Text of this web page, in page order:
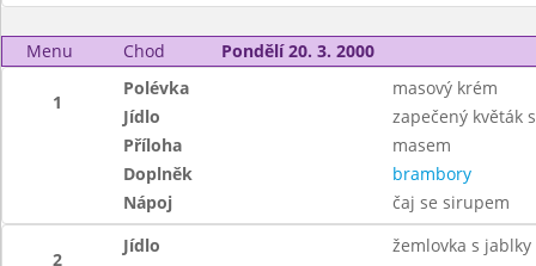
Menu Chod Pondělí 20. 3. 2000
1
Polévka
masový krém
Jídlo
zapečený květák
Příloha
masem
Doplněk
brambory
Nápoj
čaj se sirupem
2
Jídlo žemlovka s